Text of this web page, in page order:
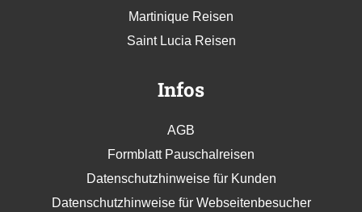
Martinique Reisen
Saint Lucia Reisen
Infos
AGB
Formblatt Pauschalreisen
Datenschutzhinweise für Kunden
Datenschutzhinweise für Webseitenbesucher